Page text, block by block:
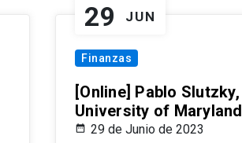
29 JUN
Finanzas
[Online] Pablo Slutzky,
University of Maryland
29 de Junio de 2023